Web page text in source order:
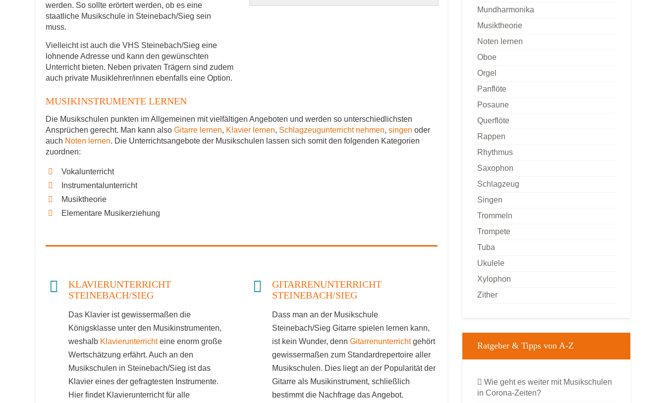
werden. So sollte erörtert werden, ob es eine
staatliche Musikschule in Steinebach/Sieg sein
muss.
Vielleicht ist auch die VHS Steinebach/Sieg eine
lohnende Adresse und kann den gewünschten
Unterricht bieten. Neben privaten Trägern sind zudem
auch private Musiklehrer/innen ebenfalls eine Option.
MUSIKINSTRUMENTE LERNEN
Die Musikschulen punkten im Allgemeinen mit vielfältigen Angeboten und werden so unterschiedlichsten
Ansprüchen gerecht. Man kann also Gitarre lernen, Klavier lernen, Schlagzeugunterricht nehmen, singen oder
auch Noten lernen. Die Unterrichtsangebote der Musikschulen lassen sich somit den folgenden Kategorien
zuordnen:
Vokalunterricht
Instrumentalunterricht
Musiktheorie
Elementare Musikerziehung
KLAVIERUNTERRICHT
STEINEBACH/SIEG
Das Klavier ist gewissermaßen die
Königsklasse unter den Musikinstrumenten,
weshalb Klavierunterrichteine enorm große
Wertschätzung erfährt. Auch an den
Musikschulen in Steinebach/Sieg ist das
Klavier eines der gefragtesten Instrumente.
Hier findet Klavierunterricht für alle
GITARRENUNTERRICHT
STEINEBACH/SIEG
Dass man an der Musikschule
Steinebach/Sieg Gitarre spielen lernen kann,
ist kein Wunder, dennGitarrenunterrichtgehört
gewissermaßen zum Standardrepertoire aller
Musikschulen. Dies liegt an der Popularität der
Gitarre als Musikinstrument, schließlich
bestimmt die Nachfrage das Angebot.
Mundharmonika
Musiktheorie
Noten lernen
Oboe
Orgel
Panflöte
Posaune
Querflöte
Rappen
Rhythmus
Saxophon
Schlagzeug
Singen
Trommeln
Trompete
Tuba
Ukulele
Xylophon
Zither
Ratgeber & Tipps von A-Z
Wie geht es weiter mit Musikschulen
in Corona-Zeiten?